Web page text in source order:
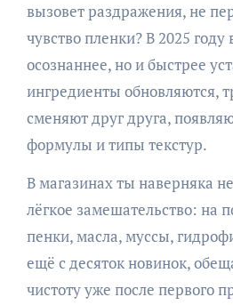
вызовет раздражения, не
чувство пленки? В 2025 году
осознаннее, но и быстрее
ингредиенты обновляются,
сменяют друг друга,
формулы и типы текстур.
В магазинах ты наверняка
лёгкое замешательство: на
пенки, масла, муссы,
ещё с десяток новинок,
чистоту уже после первого